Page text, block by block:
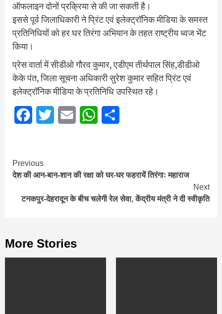
ऑफलाइन दोनों प्रक्रिया से की जा सकती है।
इससे पूर्व जिलाधिकारी ने प्रिंट एवं इलेक्ट्रॉनिक मीडिया के समस्त
प्रतिनिधियों को हर घर तिरंगा अभियान के तहत राष्ट्रीय ध्वज भेंट
किया।
प्रेस वार्ता में सीडीओ गौरव कुमार, एडीएम तीर्थपाल सिंह,डीडीओ
केके पंत, जिला सूचना अधिकारी सुरेश कुमार सहित प्रिंट एवं
इलेक्ट्रॉनिक मीडिया के प्रतिनिधि उपस्थित रहे।
FacebookTwitter Email WhatsApp
Continue
Reading
Previous
देश की आन-बान-शान की रक्षा को घर-घर फहरायें तिरंगाः महाराज
Next
टनकपुर-देहरादून के बीच चलेगी रेल सेवा, केंद्रीय मंत्री ने दी स्‍वीकृति
More Stories